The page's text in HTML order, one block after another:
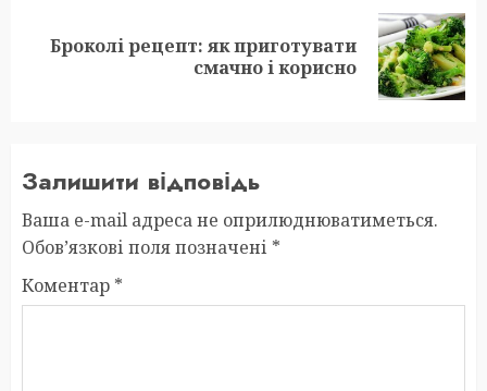
NextБроколі рецепт: як приготувати
смачно і корисно
Залишити відповідь
Ваша e-mail адреса не оприлюднюватиметься.
Обов’язкові поля позначені *
Коментар *